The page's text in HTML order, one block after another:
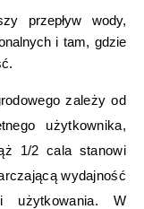
przepływ wody,
i tam, gdzie
zależy od
użytkownika,
1/2 cala stanowi
wydajność
użytkowania. W